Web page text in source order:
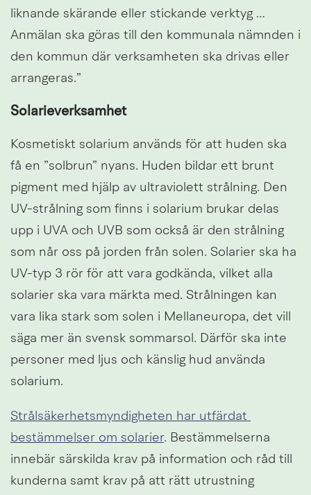
liknande skärande eller stickande verktyg …
Anmälan ska göras till den kommunala nämnden i
den kommun där verksamheten ska drivas eller
arrangeras.”
Solarieverksamhet
Kosmetiskt solarium används för att huden ska
få en ”solbrun” nyans. Huden bildar ett brunt
pigment med hjälp av ultraviolett strålning. Den
UV-strålning som finns i solarium brukar delas
upp i UVA och UVB som också är den strålning
som når oss på jorden från solen. Solarier ska ha
UV-typ 3 rör för att vara godkända, vilket alla
solarier ska vara märkta med. Strålningen kan
vara lika stark som solen i Mellaneuropa, det vill
säga mer än svensk sommarsol. Därför ska inte
personer med ljus och känslig hud använda
solarium.
Strålsäkerhetsmyndigheten har utfärdat
bestämmelser om solarier. Bestämmelserna
innebär särskilda krav på information och råd till
kunderna samt krav på att rätt utrustning